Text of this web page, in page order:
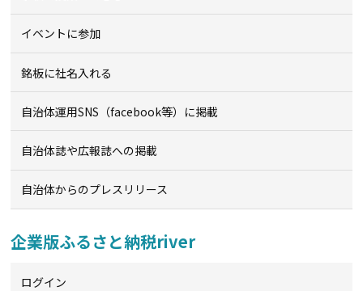
イベントに参加
銘板に社名入れる
自治体運用SNS（facebook等）に掲載
自治体誌や広報誌への掲載
自治体からのプレスリリース
企業版ふるさと納税river
ログイン